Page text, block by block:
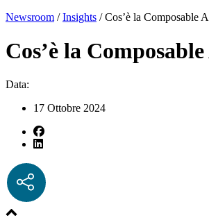
Newsroom /Insights /Cos’è la Composable
Cos’è la
Data:
17 Ottobre 2024